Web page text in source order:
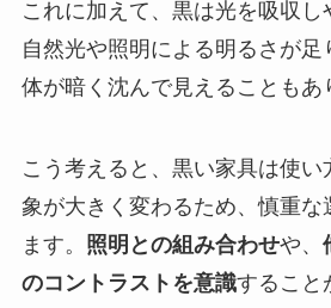
これに加えて、黒は光を吸収し
自然光や照明による明るさが足
体が暗く沈んで見えることもあ
こう考えると、黒い家具は使い
象が大きく変わるため、慎重な
ます。 照明との組み合わせや、
のコントラストを意識すること